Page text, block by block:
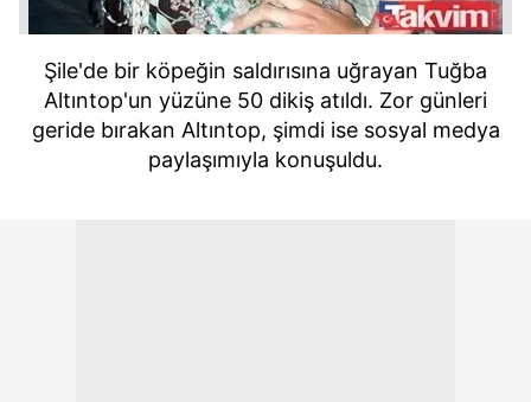
Şile'de bir köpeğin saldırısına uğrayan Tuğba
Altıntop'un yüzüne 50 dikiş atıldı. Zor günleri
geride bırakan Altıntop, şimdi ise sosyal medya
paylaşımıyla konuşuldu.